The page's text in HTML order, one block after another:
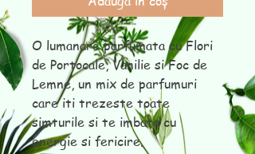
O lumanare parfumata cu Flori
de Portocale, Vanilie si Foc de
Lemne, un mix de parfumuri
care iti trezeste toate
simturile si te imbata cu
energie si fericire.